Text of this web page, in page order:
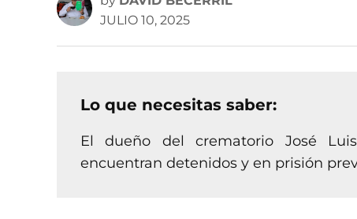
JULIO 10, 2025
Lo que necesitas saber:
El dueño del crematorio José
encuentran detenidos y en prisión